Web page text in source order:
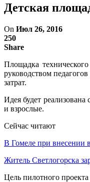
Детская
On Июл 26, 2016
250
Share
Площадка
руководством
затрат.
Идея будет
и взрослые.
Сейчас читают
В Гомеле при внесении
Житель Светлогорска
Цель пилотного